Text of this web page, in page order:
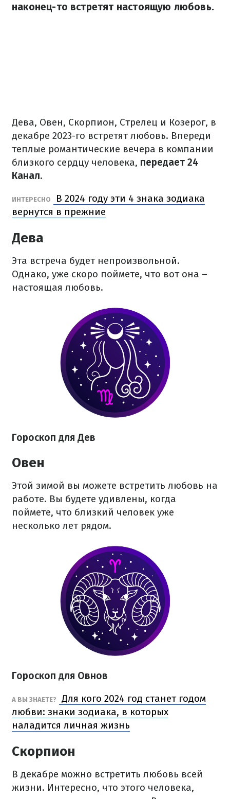
наконец-то встретят настоящую любовь.
Дева, Овен, Скорпион, Стрелец и Козерог, в
декабре 2023-го встретят любовь. Впереди
теплые романтические вечера в компании
близкого сердцу человека, передает 24
Канал.
ИНТЕРЕСНО
В 2024 году эти 4 знака зодиака
вернутся в прежние
Дева
Эта встреча будет непроизвольной.
Однако, уже скоро поймете, что вот она –
настоящая любовь.
Гороскоп для Дев
Овен
Этой зимой вы можете встретить любовь на
работе. Вы будете удивлены, когда
поймете, что близкий человек уже
несколько лет рядом.
Гороскоп для Овнов
А ВЫ ЗНАЕТЕ?
Для кого 2024 год станет годом
любви: знаки зодиака, в которых
наладится личная жизнь
Скорпион
В декабре можно встретить любовь всей
жизни. Интересно, что этого человека,